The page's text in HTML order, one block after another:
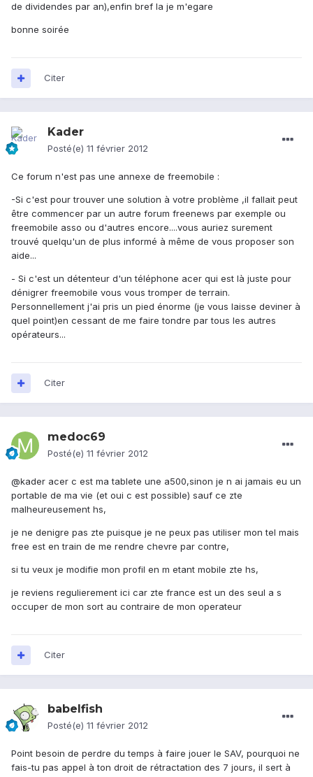
de dividendes par an),enfin bref la je m'egare
bonne soirée
Citer
Kader
Posté(e) 11 février 2012
Ce forum n'est pas une annexe de freemobile :
-Si c'est pour trouver une solution à votre problème ,il fallait peut
être commencer par un autre forum freenews par exemple ou
freemobile asso ou d'autres encore....vous auriez surement
trouvé quelqu'un de plus informé à même de vous proposer son
aide...
- Si c'est un détenteur d'un téléphone acer qui est là juste pour
dénigrer freemobile vous vous tromper de terrain.
Personnellement j'ai pris un pied énorme (je vous laisse deviner à
quel point)en cessant de me faire tondre par tous les autres
opérateurs...
Citer
medoc69
Posté(e) 11 février 2012
@kader acer c est ma tablete une a500,sinon je n ai jamais eu un
portable de ma vie (et oui c est possible) sauf ce zte
malheureusement hs,
je ne denigre pas zte puisque je ne peux pas utiliser mon tel mais
free est en train de me rendre chevre par contre,
si tu veux je modifie mon profil en m etant mobile zte hs,
je reviens regulierement ici car zte france est un des seul a s
occuper de mon sort au contraire de mon operateur
Citer
babelfish
Posté(e) 11 février 2012
Point besoin de perdre du temps à faire jouer le SAV, pourquoi ne
fais-tu pas appel à ton droit de rétractation des 7 jours, il sert à